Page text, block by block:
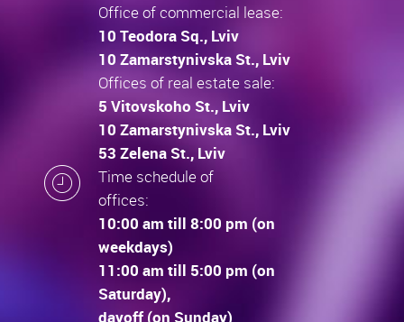
Office of commercial lease:
10 Teodora Sq., Lviv
10 Zamarstynivska St., Lviv
Offices of real estate sale:
5 Vitovskoho St., Lviv
10 Zamarstynivska St., Lviv
53 Zelena St., Lviv
Time schedule of
offices:
10:00 am till 8:00 pm (on
weekdays)
11:00 am till 5:00 pm (on
Saturday),
dayoff (on Sunday)